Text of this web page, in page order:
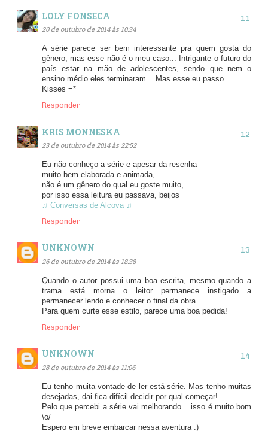
LOLY FONSECA
20 de outubro de 2014 às 10:34
A série parece ser bem interessante pra quem gosta do
gênero, mas esse não é o meu caso... Intrigante o futuro do
país estar na mão de adolescentes, sendo que nem o
ensino médio eles terminaram... Mas esse eu passo...
Kisses =*
Responder
KRIS MONNESKA
23 de outubro de 2014 às 22:52
Eu não conheço a série e apesar da resenha
muito bem elaborada e animada,
não é um gênero do qual eu goste muito,
por isso essa leitura eu passava, beijos
♫ Conversas de Alcova ♫
Responder
UNKNOWN
26 de outubro de 2014 às 18:38
Quando o autor possui uma boa escrita, mesmo quando a
trama está morna o leitor permanece instigado a
permanecer lendo e conhecer o final da obra.
Para quem curte esse estilo, parece uma boa pedida!
Responder
UNKNOWN
28 de outubro de 2014 às 11:06
Eu tenho muita vontade de ler está série. Mas tenho muitas
desejadas, dai fica difícil decidir por qual começar!
Pelo que percebi a série vai melhorando... isso é muito bom
\o/
Espero em breve embarcar nessa aventura :)